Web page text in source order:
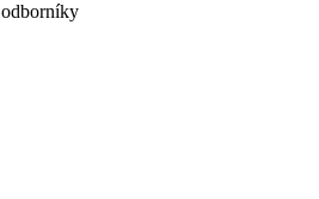
odborníky